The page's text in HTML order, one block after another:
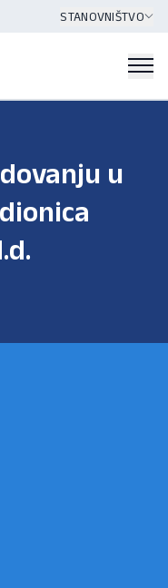
STANOVNIŠTVO
u